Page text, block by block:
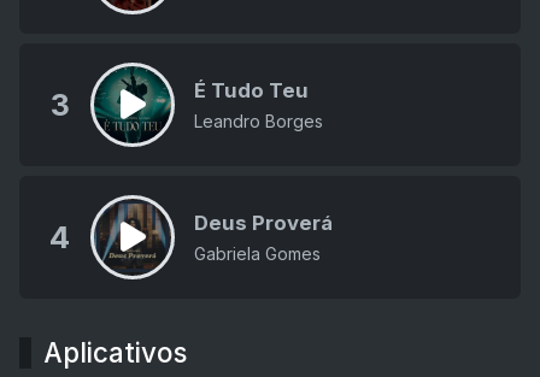
3 É Tudo Teu
Leandro Borges
4 Deus Proverá
Gabriela Gomes
Aplicativos